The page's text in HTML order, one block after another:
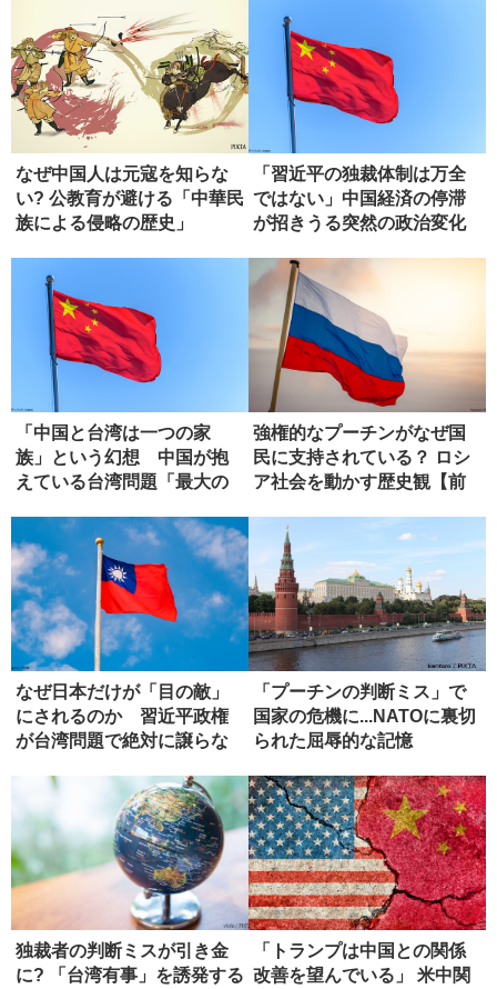
なぜ中国人は元寇を知らな
い? 公教育が避ける「中華民
族による侵略の歴史」
「習近平の独裁体制は万全
ではない」中国経済の停滞
が招きうる突然の政治変化
「中国と台湾は一つの家
族」という幻想 中国が抱
えている台湾問題「最大の
強権的なプーチンがなぜ国
民に支持されている？ ロシ
ア社会を動かす歴史観【前
なぜ日本だけが「目の敵」
にされるのか 習近平政権
が台湾問題で絶対に譲らな
「プーチンの判断ミス」で
国家の危機に...NATOに裏切
られた屈辱的な記憶
独裁者の判断ミスが引き金
に? 「台湾有事」を誘発する
「トランプは中国との関係
改善を望んでいる」 米中関